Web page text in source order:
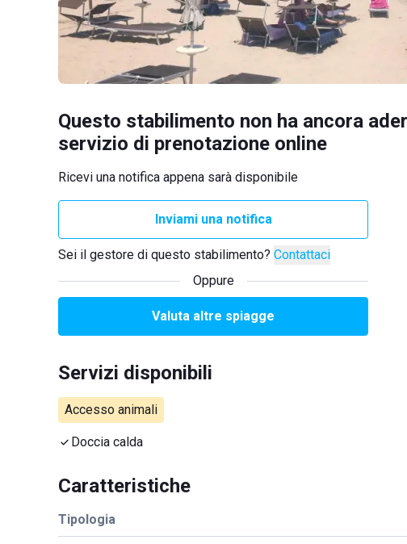
Questo stabilimento non ha ancora
servizio di prenotazione online
Ricevi una notifica appena sarà disponibile
Inviami una notifica
Sei il gestore di questo stabilimento? Contattaci
Oppure
Valuta altre spiagge
Servizi disponibili
Accesso animali
Doccia calda
Caratteristiche
Tipologia